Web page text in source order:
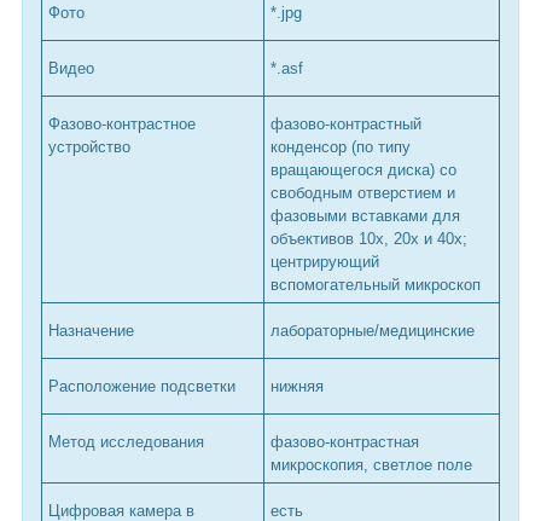
Фото *.jpg
Видео *.asf
Фазово-контрастное
устройство
фазово-контрастный
конденсор (по типу
вращающегося диска) со
свободным отверстием и
фазовыми вставками для
объективов 10х, 20х и 40х;
центрирующий
вспомогательный микроскоп
Назначение лабораторные/медицинские
Расположение подсветки нижняя
Метод исследования
фазово-контрастная
микроскопия, светлое поле
Цифровая камера в
есть